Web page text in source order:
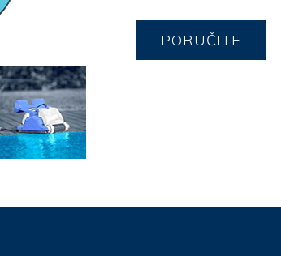
PORUČITE